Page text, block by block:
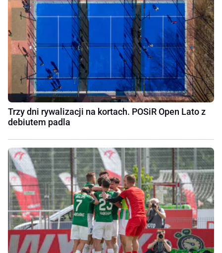
Trzy dni rywalizacji na kortach. POSiR Open Lato z
debiutem padla